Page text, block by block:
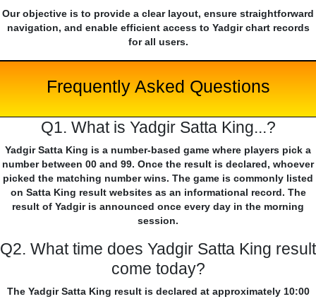
Our objective is to provide a clear layout, ensure straightforward
navigation, and enable efficient access to Yadgir chart records
for all users.
Frequently Asked Questions
Q1. What is Yadgir Satta King...?
Yadgir Satta King is a number-based game where players pick a
number between 00 and 99. Once the result is declared, whoever
picked the matching number wins. The game is commonly listed
on Satta King result websites as an informational record. The
result of Yadgir is announced once every day in the morning
session.
Q2. What time does Yadgir Satta King result
come today?
The Yadgir Satta King result is declared at approximately 10:00